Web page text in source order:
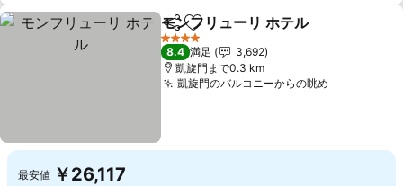
シェアお気に入りに追加
モンフリューリ ホテル
4 ホテルのランク
8.4 満足
3,692
凱旋門まで0.3 km
凱旋門のバルコニーからの眺め
最安値 ￥26,117